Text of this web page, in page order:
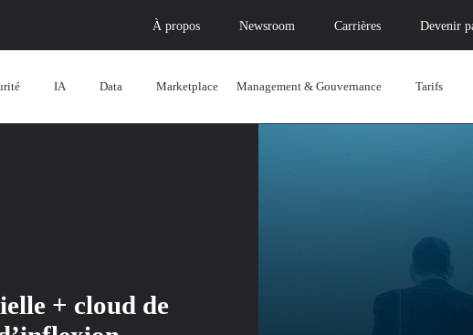
À propos Newsroom Carrières Devenir
IA Data Marketplace Management & Gouvernance Tarifs
+ cloud de